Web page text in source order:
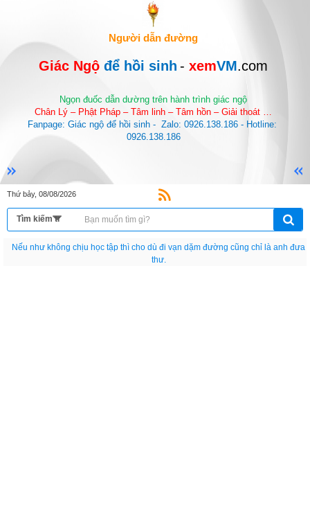
Người dẫn đường
Giác Ngộ để hồi sinh - xemVM.com
Ngọn đuốc dẫn dường trên hành trình giác ngộ
Chân Lý – Phật Pháp – Tâm linh – Tâm hồn – Giải thoát …
Fanpage: Giác ngộ để hồi sinh -  Zalo: 0926.138.186 - Hotline:
0926.138.186
Thứ bảy, 08/08/2026
Nếu như không chịu học tập thì cho dù đi vạn dặm đường cũng chỉ là anh đưa
thư.